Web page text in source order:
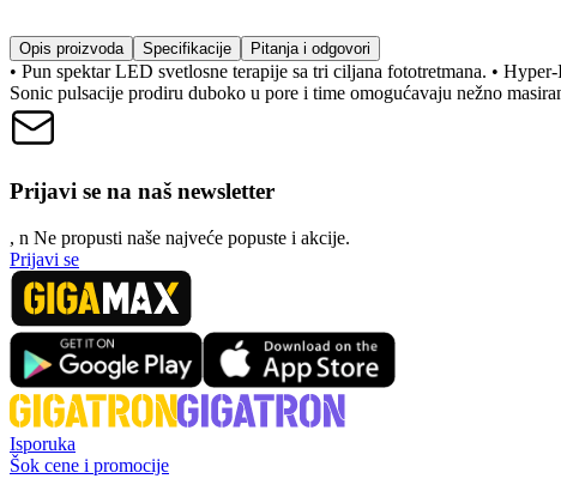
Opis proizvoda Specifikacije Pitanja i odgovori
• Pun spektar LED svetlosne terapije sa tri ciljana fototretmana. •
Sonic pulsacije prodiru duboko u pore i time omogućavaju nežno
Prijavi se na naš newsletter
, n Ne propusti naše najveće popuste i akcije.
Prijavi se
Isporuka
Šok cene i promocije